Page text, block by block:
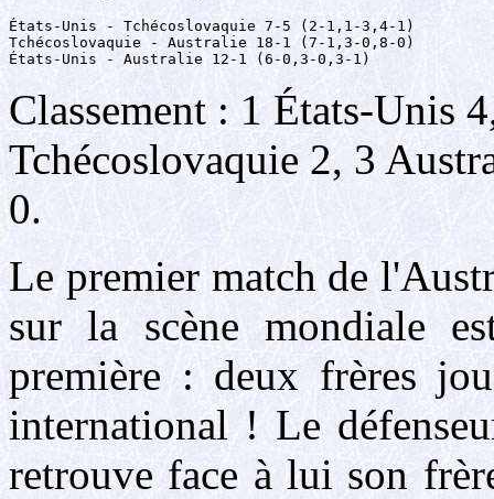
États-Unis - Tchécoslovaquie 7-5 (2-1,1-3,4-1)
Tchécoslovaquie - Australie 18-1 (7-1,3-0,8-0)
États-Unis - Australie 12-1 (6-0,3-0,3-1)
Classement : 1 États-Unis
Tchécoslovaquie 2, 3
0.
Le premier match de
sur la scène mondiale
première : deux frères
international ! Le
retrouve face à lui son